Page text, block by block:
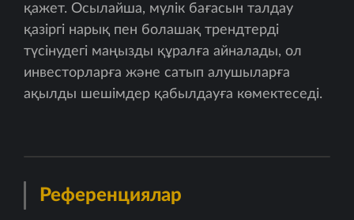
қажет. Осылайша, мүлік бағасын талдау
қазіргі нарық пен болашақ трендтерді
түсінудегі маңызды құралға айналады, ол
инвесторларға және сатып алушыларға
ақылды шешімдер қабылдауға көмектеседі.
Референциялар